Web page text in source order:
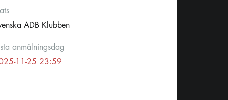
ADB Klubben
anmälningsdag
11-25 23:59